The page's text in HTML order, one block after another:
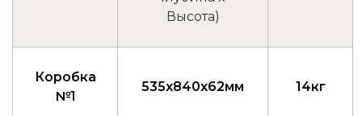
Высота)
Коробка
№1
535x840x62мм 14кг